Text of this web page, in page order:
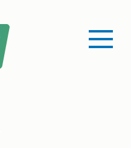
menu
openen